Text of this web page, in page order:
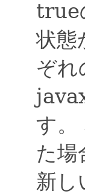
true
状態
ぞ
す。
た
新し